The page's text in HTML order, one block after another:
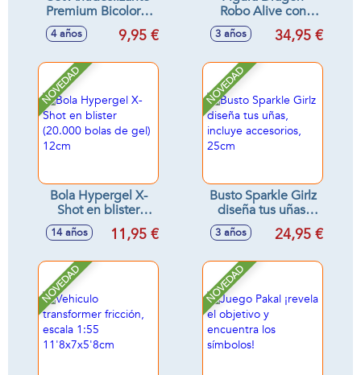
Premium Bicolor 3
Piezas Spiderman
Urban Web
4 años 9,95 €
Robo Alive con
sonidos - Modelos
surtidos
3 años 34,95 €
NOVEDAD
Bola Hypergel X-
Shot en blister
(20.000 bolas de
gel) 12cm
14 años 11,95 €
NOVEDAD
Busto Sparkle Girlz
diseña tus uñas,
incluye accesorios,
25cm
3 años 24,95 €
NOVEDAD NOVEDAD